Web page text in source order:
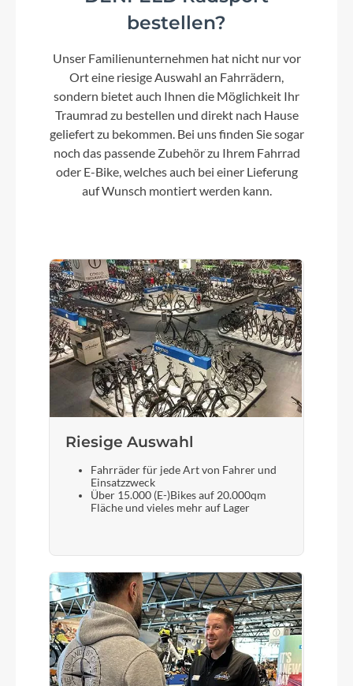
bestellen?
Unser Familienunternehmen hat nicht nur vor
Ort eine riesige Auswahl an Fahrrädern,
sondern bietet auch Ihnen die Möglichkeit Ihr
Traumrad zu bestellen und direkt nach Hause
geliefert zu bekommen. Bei uns finden Sie sogar
noch das passende Zubehör zu Ihrem Fahrrad
oder E-Bike, welches auch bei einer Lieferung
auf Wunsch montiert werden kann.
Riesige Auswahl
Fahrräder für jede Art von Fahrer und
Einsatzzweck
Über 15.000 (E-)Bikes auf 20.000qm
Fläche und vieles mehr auf Lager